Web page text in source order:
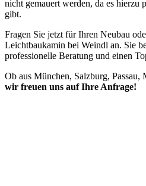
nicht gemauert werden, da es hierzu
gibt.
Fragen Sie jetzt für Ihren Neubau
Leichtbaukamin bei Weindl an. Sie
professionelle Beratung und einen
Ob aus München, Salzburg,
wir freuen uns auf Ihre Anfrage!